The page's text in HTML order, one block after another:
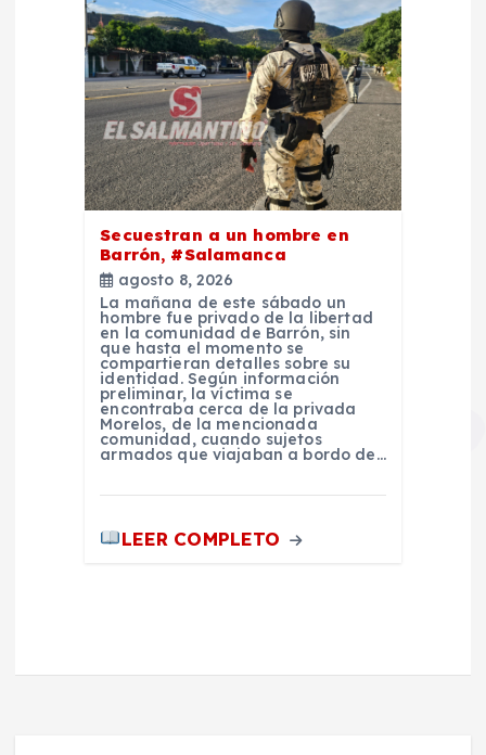
Secuestran a un hombre en
Barrón, #Salamanca
agosto 8, 2026
La mañana de este sábado un
hombre fue privado de la libertad
en la comunidad de Barrón, sin
que hasta el momento se
compartieran detalles sobre su
identidad. Según información
preliminar, la víctima se
encontraba cerca de la privada
Morelos, de la mencionada
comunidad, cuando sujetos
armados que viajaban a bordo de…
LEER COMPLETO